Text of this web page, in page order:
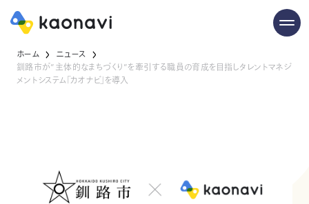
ホーム
ニュース
釧路市が”主体的なまちづくり”を牽引する職員の育成を目指しタレントマネジ
メントシステム「カオナビ」を導入